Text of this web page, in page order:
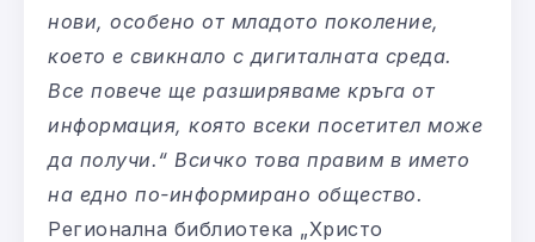
нови, особено от младото поколение,
което е свикнало с дигиталната среда.
Все повече ще разширяваме кръга от
информация, която всеки посетител може
да получи.“ Всичко това правим в името
на едно по-информирано общество.
Регионална библиотека „Христо